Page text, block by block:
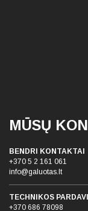
MŪSŲ
BENDRI KONTAKTAI
+370 5 2 161 061
info@galuotas.lt
TECHNIKOS
+370 686 78098